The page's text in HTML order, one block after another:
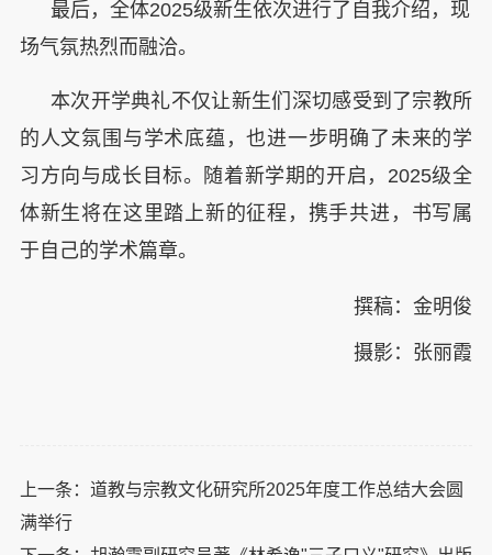
最后，全体2025级新生依次进行了自我介绍，现
场气氛热烈而融洽。
本次开学典礼不仅让新生们深切感受到了宗教所
的人文氛围与学术底蕴，也进一步明确了未来的学
习方向与成长目标。随着新学期的开启，2025级全
体新生将在这里踏上新的征程，携手共进，书写属
于自己的学术篇章。
撰稿：金明俊
摄影：张丽霞
上一条： 道教与宗教文化研究所2025年度工作总结大会圆
满举行